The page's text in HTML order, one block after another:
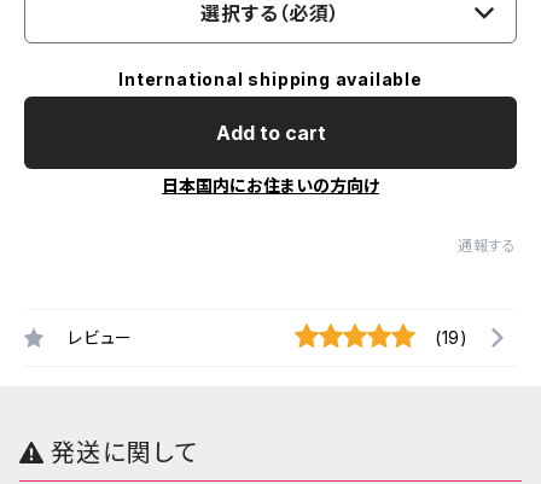
選択する（必須）
International shipping available
Add to cart
日本国内にお住まいの方向け
通報する
レビュー (19)
発送に関して